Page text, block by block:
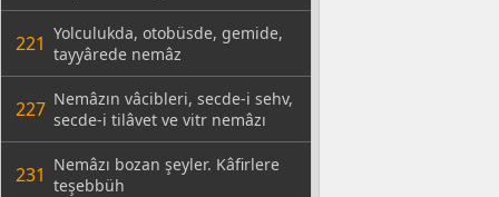
221 Yolculukda, otobüsde, gemide,
tayyârede nemâz
227 Nemâzın vâcibleri, secde-i sehv,
secde-i tilâvet ve vitr nemâzı
231 Nemâzı bozan şeyler. Kâfirlere
teşebbüh